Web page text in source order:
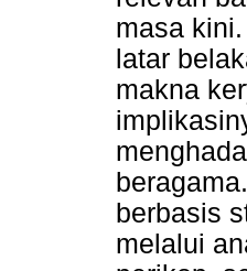
masa
latar
makna
berbasis
melalui